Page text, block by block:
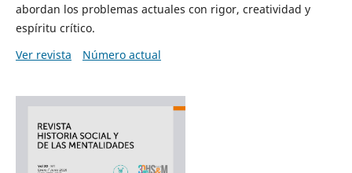
abordan los problemas actuales con rigor, creatividad y
espíritu crítico.
Ver revista
Número actual